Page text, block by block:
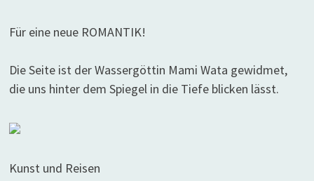
Für eine neue ROMANTIK!
Die Seite ist der Wassergöttin Mami Wata gewidmet,
die uns hinter dem Spiegel in die Tiefe blicken lässt.
Kunst und Reisen